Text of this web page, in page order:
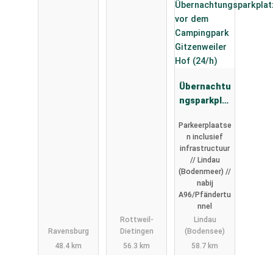
Ravensburg
48.4 km
Rottweil-
Dietingen
56.3 km
Übernachtu
ngsparkplat
Campingpar
k
Gitzenweile
r Hof (24/h)
Parkeerplaatse
n inclusief
infrastructuur
// Lindau
(Bodenmeer) //
nabij
A96/Pfändertu
nnel
Lindau
(Bodensee)
58.7 km